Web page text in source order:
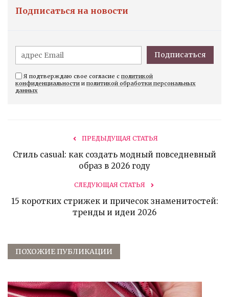
Подписаться на новости
Подписаться
Я подтверждаю свое согласие с политикой
конфиденциальности и политикой обработки персональных
данных
ПРЕДЫДУЩАЯ СТАТЬЯ
Стиль casual: как создать модный повседневный
образ в 2026 году
СЛЕДУЮЩАЯ СТАТЬЯ
15 коротких стрижек и причесок знаменитостей:
тренды и идеи 2026
ПОХОЖИЕ ПУБЛИКАЦИИ